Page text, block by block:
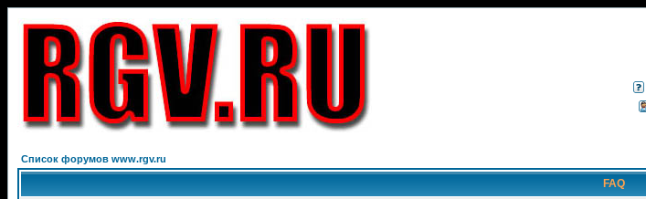
Список форумов www.rgv.ru
FAQ